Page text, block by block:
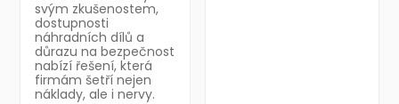
svým zkušenostem,
dostupnosti
náhradních dílů a
důrazu na bezpečnost
nabízí řešení, která
firmám šetří nejen
náklady, ale i nervy.